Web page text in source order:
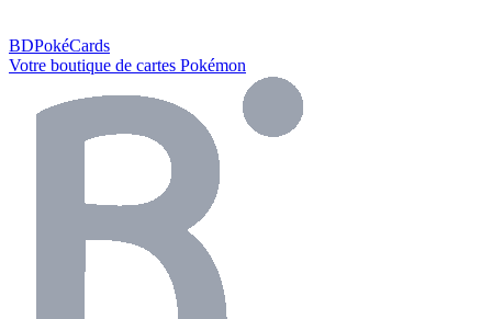
BDPokéCards
Votre boutique de cartes Pokémon